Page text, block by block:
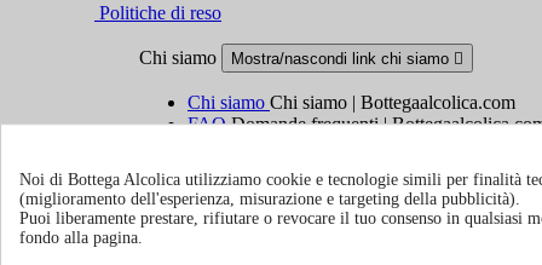
Politiche di reso
Chi siamo Mostra/nascondi link chi siamo 
Chi siamo Chi siamo | Bottegaalcolica.com
FAQDomande frequenti |
Informazioni Mostra/nascondi link informazioni
Noi di Bottega Alcolica utilizziamo cookie e tecnologie simili per finalità
(miglioramento dell'esperienza, misurazione e targeting della pubblicità).
Puoi liberamente prestare, rifiutare o revocare il tuo consenso in qualsiasi
fondo alla pagina.